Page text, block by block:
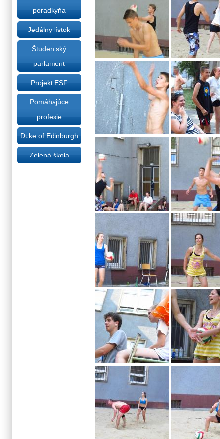
poradkyňa
Jedálny lístok
Študentský
parlament
Projekt ESF
Pomáhajúce
profesie
Duke of Edinburgh
Zelená škola